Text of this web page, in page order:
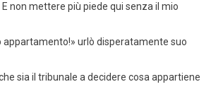
non mettere più piede qui senza il mio
appartamento!» urlò disperatamente suo
sia il tribunale a decidere cosa appartiene